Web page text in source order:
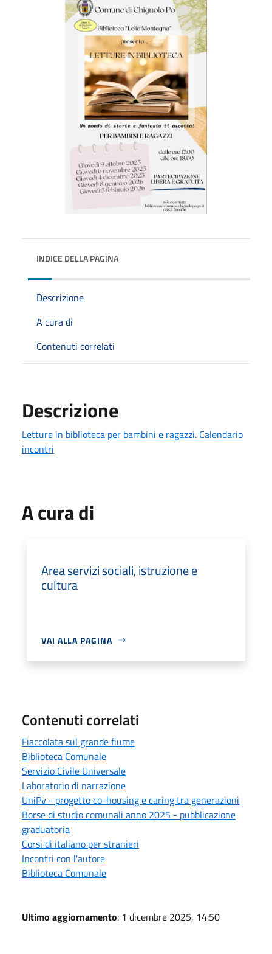
INDICE DELLA PAGINA
Descrizione
A cura di
Contenuti correlati
Descrizione
Letture in biblioteca per bambini e ragazzi. Calendario
incontri
A cura di
Area servizi sociali, istruzione e
cultura
VAI ALLA PAGINA
Contenuti correlati
Fiaccolata sul grande fiume
Biblioteca Comunale
Servizio Civile Universale
Laboratorio di narrazione
UniPv - progetto co-housing e caring tra generazioni
Borse di studio comunali anno 2025 - pubblicazione
graduatoria
Corsi di italiano per stranieri
Incontri con l'autore
Biblioteca Comunale
Ultimo aggiornamento: 1 dicembre 2025, 14:50